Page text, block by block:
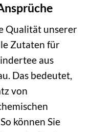
Qualität unserer
Zutaten für
aus
Das bedeutet,
von
können Sie